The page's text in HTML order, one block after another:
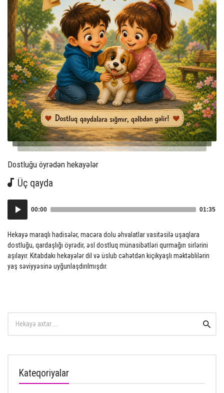
Author:
Dostluğu öyrədən hekayələr
Üç qayda
Player
00:00 01:35
Hekayə maraqlı hadisələr, macəra dolu əhvalatlar vasitəsilə uşaqlara
dostluğu, qardaşlığı öyrədir, əsl dostluq münasibətləri qurmağın sirlərini
aşılayır. Kitabdakı hekayələr dil və üslub cəhətdən kiçikyaşlı məktəblilərin
yaş səviyyəsinə uyğunlaşdırılmışdır.
for:
Kateqoriyalar